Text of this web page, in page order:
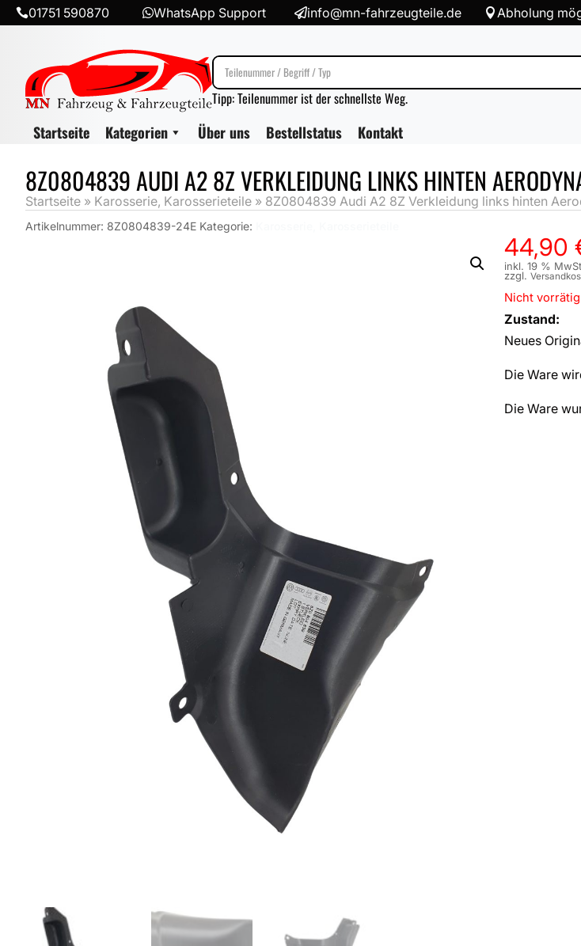
01751 590870 WhatsApp Support info@mn-fahrzeugteile.de Abholung
Tipp: Teilenummer ist der schnellste Weg.
Startseite Kategorien Über uns Bestellstatus Kontakt
8Z0804839 AUDI A2 8Z VERKLEIDUNG LINKS HINTEN
Startseite » Karosserie, Karosserieteile » 8Z0804839 Audi A2 8Z Verkleidung links hinten
Artikelnummer: 8Z0804839-24E Kategorie:
44,90
inkl. 19 %
zzgl.
Nicht vorrätig
Zustand:
Neues
Die Ware
Die Ware